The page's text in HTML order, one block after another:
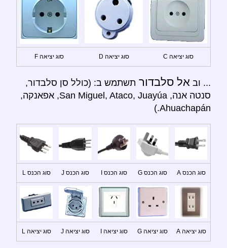
סוג יציאה C סוג יציאה D סוג יציאה F
... וב אל סלבדור תשתמש ב: (כולל סן סלבדור,
סנטה אנה, San Miguel, Ataco, Juayúa, אפאנקה,
Ahuachapán.)
סוג הכנס A סוג הכנס G סוג הכנס I סוג הכנס J סוג הכנס L
סוג יציאה A סוג יציאה G סוג יציאה I סוג יציאה J סוג יציאה L